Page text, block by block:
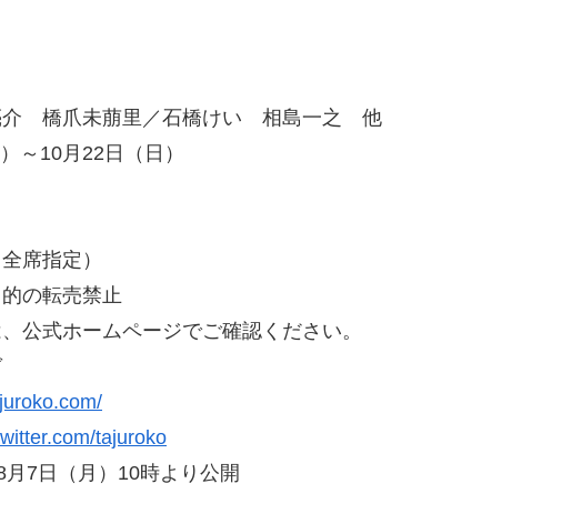
介 橋爪未萠里／石橋けい 相島一之 他
～10月22日（日）
全席指定）
の転売禁止
公式ホームページでご確認ください。
tajuroko
7日（月）10時より公開